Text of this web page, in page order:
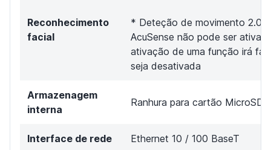
Reconhecimento
facial
* Deteção de movimento 2.0,
AcuSense não pode ser
ativação de uma função irá
seja desativada
Armazenagem
interna
Ranhura para cartão MicroSD
Interface de rede Ethernet 10 / 100 BaseT